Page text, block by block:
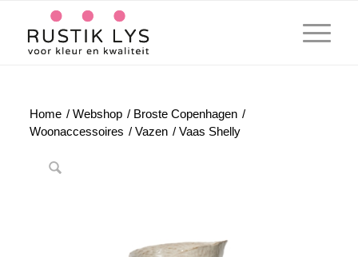
Home / Webshop / Broste Copenhagen /
Woonaccessoires / Vazen / Vaas Shelly